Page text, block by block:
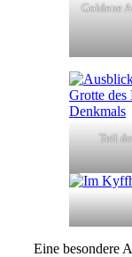
Goldene
Teil
Eine besondere